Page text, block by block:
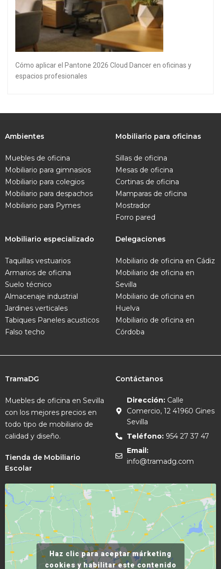
Cómo aplicar el Pantone 2026 Cloud Dancer en oficinas y
espacios profesionales
Ambientes
Muebles de oficina
Mobiliario para gimnasios
Mobiliario para colegios
Mobiliario para despachos
Mobiliario para Pymes
Mobiliario para oficinas
Sillas de oficina
Mesas de oficina
Cortinas de oficina
Mamparas de oficina
Mostrador
Forro pared
Mobiliario especializado
Taquillas vestuarios
Armarios de oficina
Suelo técnico
Almacenaje industrial
Jardines verticales
Tabiques Paneles acusticos
Falso techo
Delegaciones
Mobiliario de oficina en Cádiz
Mobiliario de oficina en
Sevilla
Mobiliario de oficina en
Huelva
Mobiliario de oficina en
Córdoba
TramaDG
Muebles de oficina en Sevilla
con los mejores precios en
todo tipo de mobiliario de
calidad y diseño.
Tienda de Mobiliario
Escolar
Contáctanos
Dirección:Calle
Comercio, 12 41960 Gines
Sevilla
Teléfono:954 27 37 47
Email:
info@tramadg.com
Haz clic para aceptar márketing
cookies y habilitar este contenido